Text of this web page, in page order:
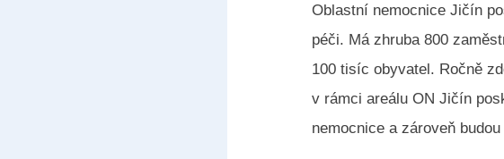
Oblastní nemocnice Jičín
péči. Má zhruba 800
100 tisíc obyvatel. Ročně
v rámci areálu ON Jičín
nemocnice a zároveň